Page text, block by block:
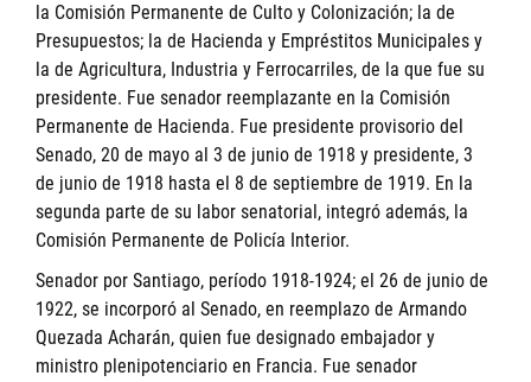
la Comisión Permanente de Culto y Colonización; la de
Presupuestos; la de Hacienda y Empréstitos Municipales y
la de Agricultura, Industria y Ferrocarriles, de la que fue su
presidente. Fue senador reemplazante en la Comisión
Permanente de Hacienda. Fue presidente provisorio del
Senado, 20 de mayo al 3 de junio de 1918 y presidente, 3
de junio de 1918 hasta el 8 de septiembre de 1919. En la
segunda parte de su labor senatorial, integró además, la
Comisión Permanente de Policía Interior.
Senador por Santiago, período 1918-1924; el 26 de junio de
1922, se incorporó al Senado, en reemplazo de Armando
Quezada Acharán, quien fue designado embajador y
ministro plenipotenciario en Francia. Fue senador